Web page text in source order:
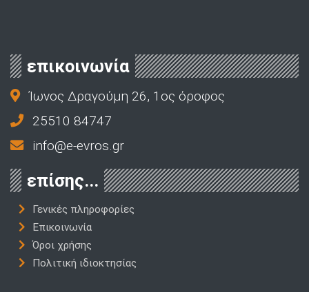
επικοινωνία
Ίωνος Δραγούμη 26, 1ος όροφος
25510 84747
info@e-evros.gr
επίσης...
Γενικές πληροφορίες
Επικοινωνία
Όροι χρήσης
Πολιτική ιδιοκτησίας